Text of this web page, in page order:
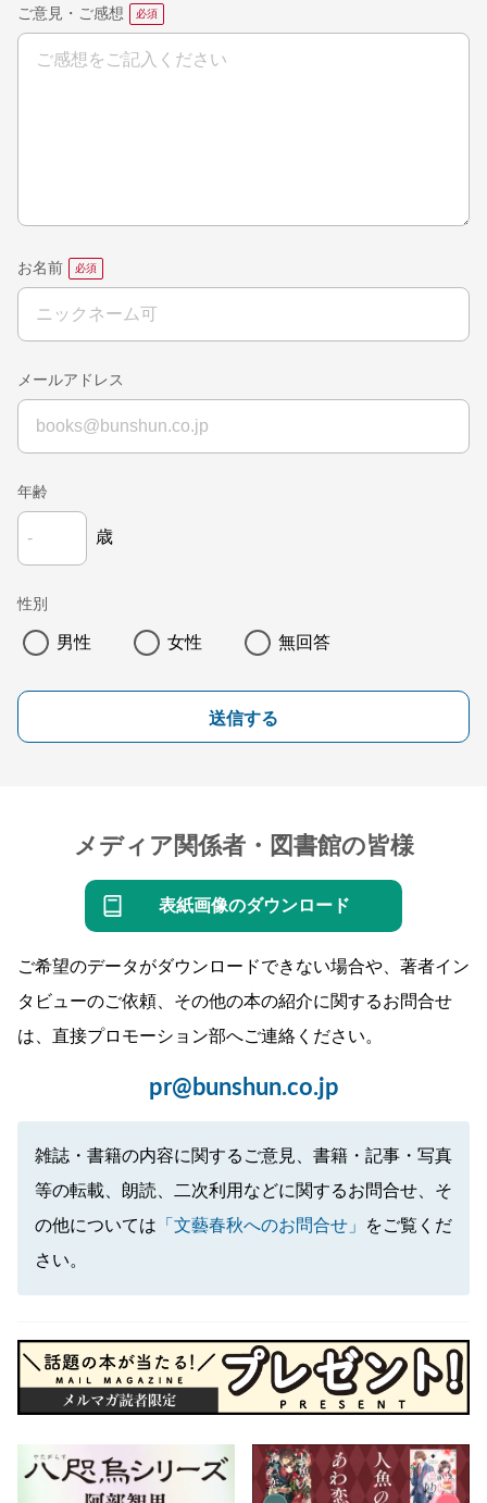
ご意見・ご感想
お名前
メールアドレス
年齢
歳
性別
男性 女性 無回答
送信する
メディア関係者・図書館の皆様
表紙画像のダウンロード
ご希望のデータがダウンロードできない場合や、著者イン
タビューのご依頼、その他の本の紹介に関するお問合せ
は、直接プロモーション部へご連絡ください。
pr@bunshun.co.jp
雑誌・書籍の内容に関するご意見、書籍・記事・写真
等の転載、朗読、二次利用などに関するお問合せ、そ
の他については 「文藝春秋へのお問合せ」
をご覧くだ
さい。